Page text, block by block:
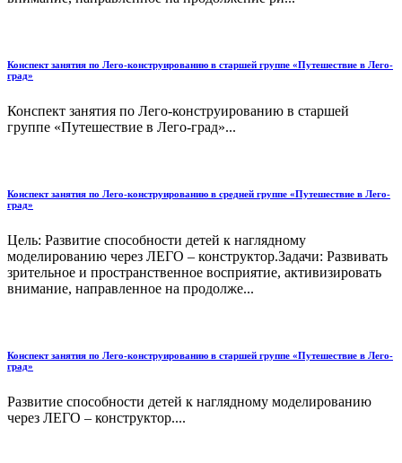
Конспект занятия по Лего-конструированию в старшей группе «Путешествие в Лего-
град»
Конспект занятия по Лего-конструированию в старшей
группе «Путешествие в Лего-град»...
Конспект занятия по Лего-конструированию в средней группе «Путешествие в Лего-
град»
Цель: Развитие способности детей к наглядному
моделированию через ЛЕГО – конструктор.Задачи: Развивать
зрительное и пространственное восприятие, активизировать
внимание, направленное на продолже...
Конспект занятия по Лего-конструированию в старшей группе «Путешествие в Лего-
град»
Развитие способности детей к наглядному моделированию
через ЛЕГО – конструктор....